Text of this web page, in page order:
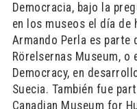
Democracia, bajo la
en los museos el día de
Armando Perla es parte
Rörelsernas Museum,
Democracy, en
Suecia. También fue
Canadian Museum for